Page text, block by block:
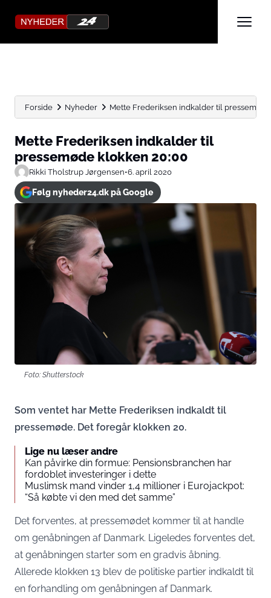
Forside Nyheder Mette Frederiksen indkalder til
Mette Frederiksen indkalder til
pressemøde klokken 20:00
Rikki Tholstrup Jørgensen•6. april 2020
Følg nyheder24.dk på Google
Foto: Shutterstock
Som ventet har Mette Frederiksen indkaldt til
pressemøde. Det foregår klokken 20.
Lige nu læser andre
Kan påvirke din formue: Pensionsbranchen har
fordoblet investeringer i dette
Muslimsk mand vinder 1,4 millioner i Eurojackpot:
“Så købte vi den med det samme”
Det forventes, at pressemødet kommer til at handle
om genåbningen af Danmark. Ligeledes forventes det,
at genåbningen starter som en gradvis åbning.
Allerede klokken 13 blev de politiske partier indkaldt til
en forhandling om genåbningen af Danmark.